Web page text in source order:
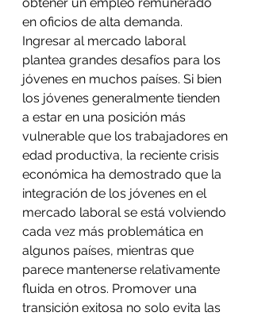
en oficios de alta demanda.
Ingresar al mercado laboral
plantea grandes desafíos para los
jóvenes en muchos países. Si bien
los jóvenes generalmente tienden
a estar en una posición más
vulnerable que los trabajadores en
edad productiva, la reciente crisis
económica ha demostrado que la
integración de los jóvenes en el
mercado laboral se está volviendo
cada vez más problemática en
algunos países, mientras que
parece mantenerse relativamente
fluida en otros. Promover una
transición exitosa no solo evita las